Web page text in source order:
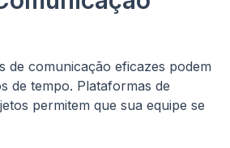
de comunicação eficazes podem
de tempo. Plataformas de
permitem que sua equipe se